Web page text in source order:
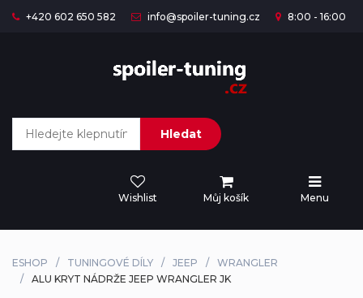
+420 602 650 582 info@spoiler-tuning.cz 8:00 - 16:00
Hledat
Wishlist Můj košík Menu
ESHOP TUNINGOVÉ DÍLY JEEP
WRANGLER
ALU KRYT NÁDRŽE JEEP WRANGLER JK